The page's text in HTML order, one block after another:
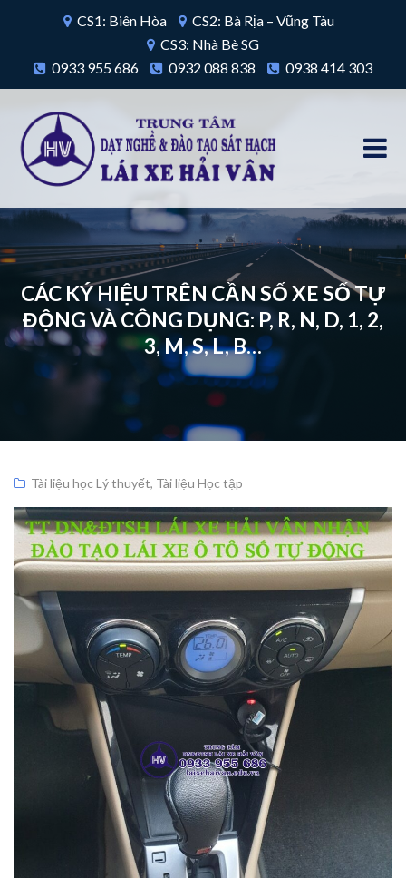
CS1: Biên Hòa
CS2: Bà Rịa – Vũng Tàu
CS3: Nhà Bè SG
0933 955 686
0932 088 838 0938 414 303
CÁC KÝ HIỆU TRÊN CẦN SỐ XE SỐ TỰ
ĐỘNG VÀ CÔNG DỤNG: P, R, N, D, 1, 2,
3, M, S, L, B…
Tài liệu học Lý thuyết, Tài liệu Học tập